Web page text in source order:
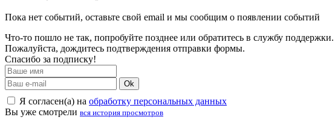
Пока нет событий, оставьте свой email и мы сообщим о появлении событий
Что-то пошло не так, попробуйте позднее или обратитесь в службу поддержки.
Пожалуйста, дождитесь подтверждения отправки формы.
Спасибо за подписку!
Ok
Я согласен(а) на обработку персональных данных
Вы уже смотрели вся история просмотров